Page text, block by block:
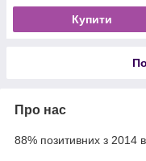
Купити
Про нас
88% позитивних з 2014